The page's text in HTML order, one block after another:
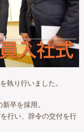
を執り行いました。
卒を採用。
行い、辞令の交付を行